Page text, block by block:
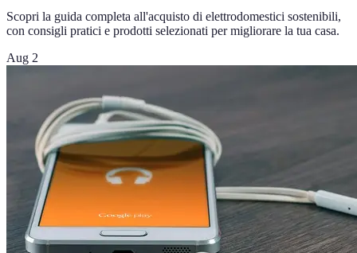
Scopri la guida completa all'acquisto di elettrodomestici sostenibili,
con consigli pratici e prodotti selezionati per migliorare la tua casa.
Aug 2